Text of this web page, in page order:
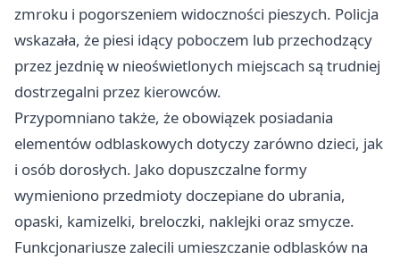
zmroku i pogorszeniem widoczności pieszych. Policja
wskazała, że piesi idący poboczem lub przechodzący
przez jezdnię w nieoświetlonych miejscach są trudniej
dostrzegalni przez kierowców.
Przypomniano także, że obowiązek posiadania
elementów odblaskowych dotyczy zarówno dzieci, jak
i osób dorosłych. Jako dopuszczalne formy
wymieniono przedmioty doczepiane do ubrania,
opaski, kamizelki, breloczki, naklejki oraz smycze.
Funkcjonariusze zalecili umieszczanie odblasków na